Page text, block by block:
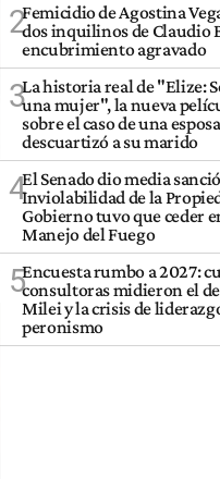
2Femicidio de Agostina
dos inquilinos de Claudio
encubrimiento agravado
3La historia real de "Elize:
una mujer", la nueva
sobre el caso de una
descuartizó a su marido
4El Senado dio media
Inviolabilidad de la
Gobierno tuvo que ceder
Manejo del Fuego
5Encuesta rumbo a 2027:
consultoras midieron el
Milei y la crisis de
peronismo